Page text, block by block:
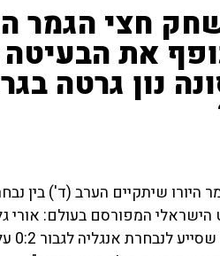
חצי הגמר
את הבעיטה
נון גרטה
שיתקיים הערב (ד') בין
המפורסם בעולם: אורי